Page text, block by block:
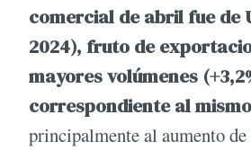
comercial de abril fue de
2024), fruto de
mayores volúmenes
correspondiente al
principalmente al aumento